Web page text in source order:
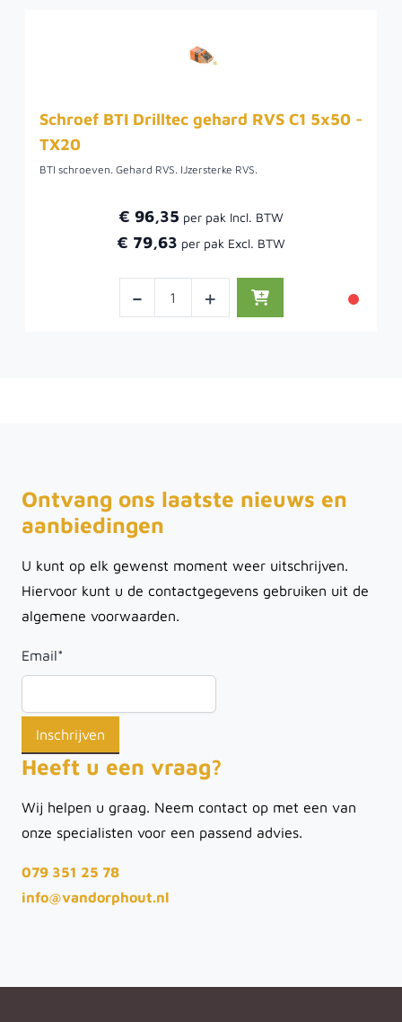
Schroef BTI Drilltec gehard RVS C1 5x50 -
TX20
BTI schroeven. Gehard RVS. IJzersterke RVS.
€ 96,35
€ 79,63
- +
Ontvang ons laatste nieuws en
aanbiedingen
U kunt op elk gewenst moment weer uitschrijven.
Hiervoor kunt u de contactgegevens gebruiken uit de
algemene voorwaarden.
Email*
Heeft u een vraag?
Wij helpen u graag. Neem contact op met een van
onze specialisten voor een passend advies.
079 351 25 78
info@vandorphout.nl